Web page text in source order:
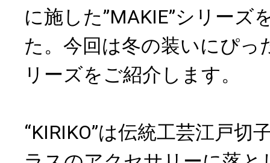
に施した”MAKIE”シリーズ
た。今回は冬の装いにぴっ
リーズをご紹介します。
“KIRIKO”は伝統工芸江戸切